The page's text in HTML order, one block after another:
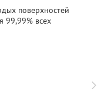
поверхностей
99,99% всех